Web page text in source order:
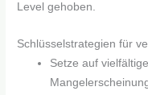
Level gehoben.
Schlüsselstrategien für
Setze auf